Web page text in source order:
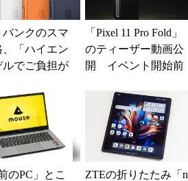
バンクのスマ
、「ハイエン
ルでご負担が
「Pixel 11 Pro Fold」
のティーザー動画公
開 イベント開始前
のPC」とこ
ZTEの折りたたみ「n